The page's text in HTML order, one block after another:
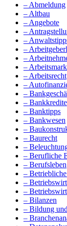
– Abmeldung
– Altbau
– Angebote
–
–
–
–
–
– Arbeitsrecht
–
–
– Bankkredite
– Banktipps
– Bankwesen
–
– Baurecht
–
– Berufliche
– Berufsleben
–
–
–
– Bilanzen
– Bildung
–